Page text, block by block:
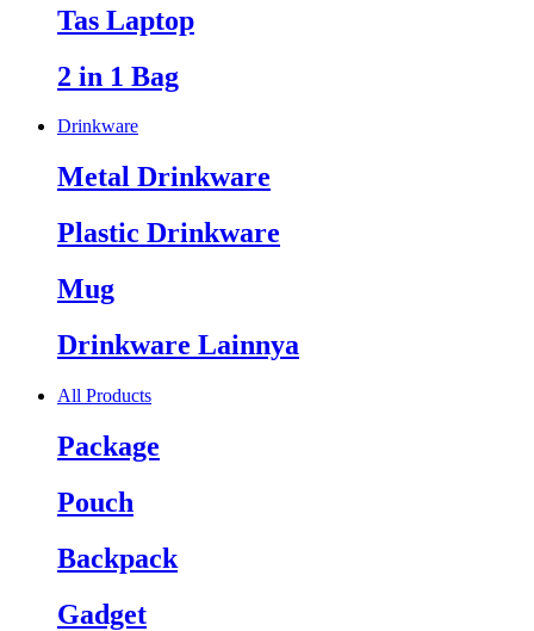
Tas Laptop
2 in 1 Bag
Drinkware
Metal Drinkware
Plastic Drinkware
Mug
Drinkware Lainnya
All Products
Package
Pouch
Backpack
Gadget